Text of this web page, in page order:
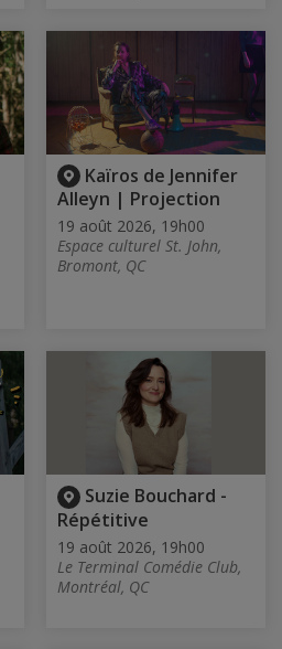
Kaïros de Jennifer
Alleyn | Projection
19 août 2026, 19h00
Espace culturel St. John,
Bromont, QC
Suzie Bouchard -
Répétitive
19 août 2026, 19h00
Le Terminal Comédie Club,
Montréal, QC